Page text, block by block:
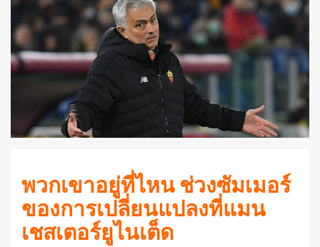
พวกเขาอยู่ที่ไหน ช่วงซัมเมอร์
ของการเปลี่ยนแปลงที่แมน
เชสเตอร์ยูไนเต็ด